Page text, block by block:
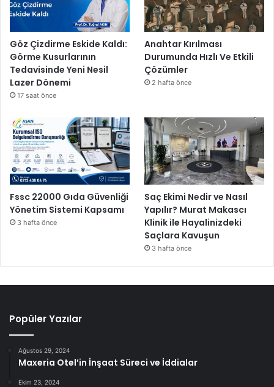
Göz Çizdirme Eskide Kaldı:
Görme Kusurlarının
Tedavisinde Yeni Nesil
Lazer Dönemi
17 saat önce
Anahtar Kırılması
Durumunda Hızlı Ve Etkili
Çözümler
2 hafta önce
Fssc 22000 Gıda Güvenliği
Yönetim Sistemi Kapsamı
3 hafta önce
Saç Ekimi Nedir ve Nasıl
Yapılır? Murat Makascı
Klinik ile Hayalinizdeki
Saçlara Kavuşun
3 hafta önce
Popüler Yazılar
Ağustos 29, 2024
Maxeria Otel’in İnşaat Süreci ve İddialar
Ekim 23, 2024